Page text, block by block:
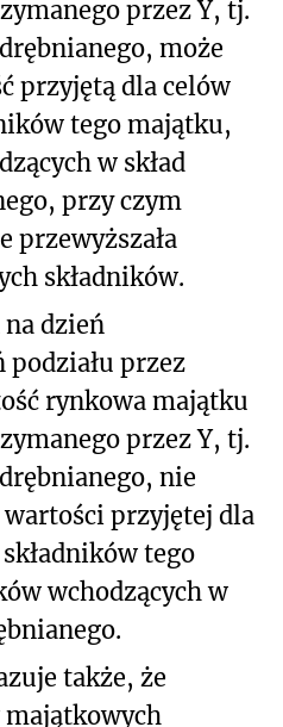
przez Y, tj.
może
przyjętą dla celów
tego majątku,
w skład
przy czym
przewyższała
składników.
dzień
podziału przez
rynkowa majątku
przez Y, tj.
nie
przyjętej dla
tego
wchodzących w
także, że
majątkowych